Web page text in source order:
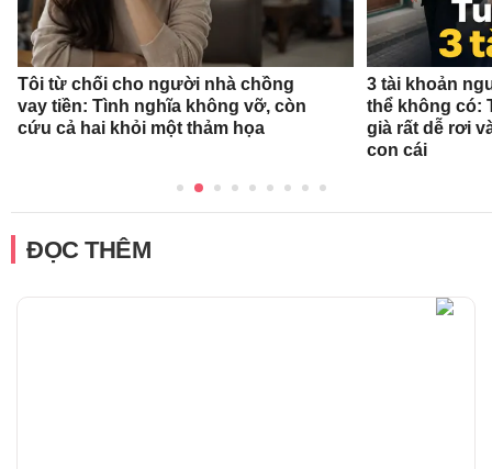
Tôi từ chối cho người nhà chồng
vay tiền: Tình nghĩa không vỡ, còn
cứu cả hai khỏi một thảm họa
3 tài khoản
thể không có:
già rất dễ rơi
con cái
ĐỌC THÊM